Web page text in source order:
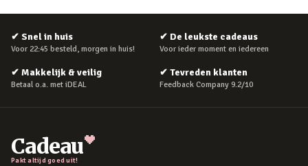
✔ Snel in huis
Voor 22:45 besteld, morgen in huis!
✔ De leukste cadeaus
Voor ieder moment en iedereen
✔ Makkelijk & veilig
Betaal o.a. met iDEAL
✔ Tevreden klanten
Feedback Company 9.2/10
Cadeau
Pakt altijd goed uit!